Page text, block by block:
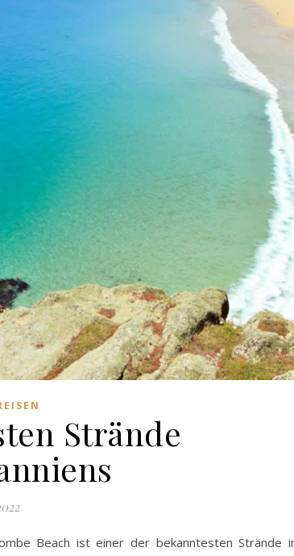
Strände
Beach ist einer der bekanntesten Strände